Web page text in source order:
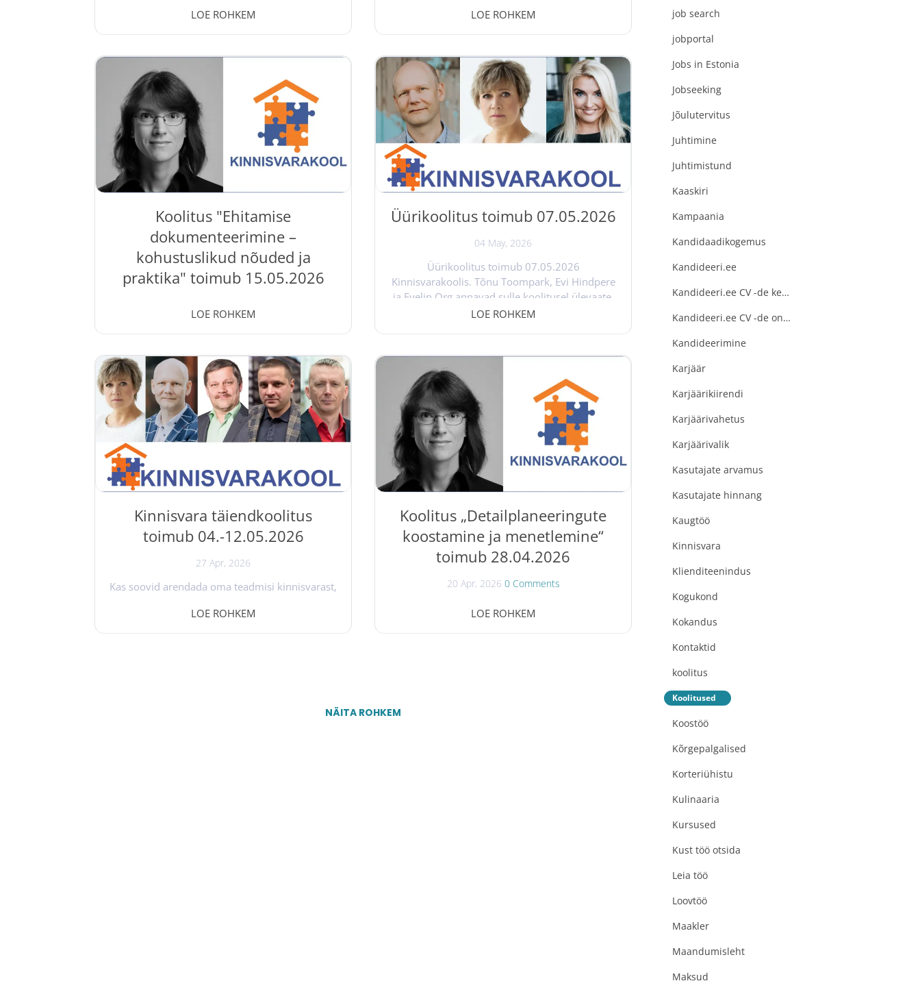
job search
jobportal
Jobs in Estonia
Jobseeking
Jõulutervitus
Juhtimine
Juhtimistund
Kaaskiri
Kampaania
Kandidaadikogemus
Kandideeri.ee
Kandideeri.ee CV -de keskus
Kandideeri.ee CV -de online süsteem
Kandideerimine
Karjäär
Karjäärikiirendi
Karjäärivahetus
Karjäärivalik
Kasutajate arvamus
Kasutajate hinnang
Kaugtöö
Kinnisvara
Klienditeenindus
Kogukond
Kokandus
Kontaktid
koolitus
Koolitused
Koostöö
Kõrgepalgalised
Korteriühistu
Kulinaaria
Kursused
Kust töö otsida
Leia töö
Loovtöö
Maakler
Maandumisleht
Maksud
uuendused 2026. aastal ". Koolitusel annab Jaan
Trofimov praktilise ja selge ülevaate kinnisvara
maksustamisest Eestis ning 2026. aastal
jõustuvatest muudatustest. Koolitusele on
oodatud: kinnisvaramaaklerid ja -konsultandid ,
kes nõustavad kliente ostu-, müügi- ja
üüritehingutes; kinnisvaraarendajad ja
projektijuhid , kes planeerivad...
LOE ROHKEM
lõpetamine – praktikas esinevad probleemid ".
Koolitusel aitab jurist Martina Proosa
ehitusvaldkonna spetsialistidel mõista, kuidas
sõlmida, muuta ja lõpetada ehituslepinguid nii,
et töö kulgeks tõrgeteta ja vältida võimalikke
vaidlusi. Koolitus on suunatud ehitusettevõtete
juhtidele, juristidele, projektijuhtidele,
objektijuhtidele, omanikujärelevalve...
LOE ROHKEM
Koolitus "Ehitamise
dokumenteerimine –
kohustuslikud nõuded ja
praktika" toimub 15.05.2026
nõuded ja praktika ". Koolitusel annab jurist
Martina Proosa osalejatele selge ja praktilise
ülevaate ehitamise dokumenteerimise
kohustusest, sisust ja nõuetest. Koolitusele on
oodatud: ehitustööde dokumenteerimisega
igapäevaselt kokku puutuvad spetsialistid (nt
ehitusjuhid, projektijuhid, dokumenteerijad);
LOE ROHKEM
Üürikoolitus toimub 07.05.2026
04 May, 2026
Üürikoolitus toimub 07.05.2026
Kinnisvarakoolis. Tõnu Toompark, Evi Hindpere
ja Evelin Org annavad sulle koolitusel ülevaate,
kuidas üüriäris teadlikult ja kasumlikult
praktilisest küljest. Saad teada: millised on
üürituru trendid ja üüriinvesteeringu
kriteeriumid; kuidas valida ja kontrollida
üürnikku ning hallata riske; mis on...
LOE ROHKEM
Kinnisvara täiendkoolitus
toimub 04.-12.05.2026
27 Apr, 2026
Kas soovid arendada oma teadmisi kinnisvarast,
maakleri kutseeksamiks? „ Kinnisvara
hindamisest, finantseerimisest, kindlustusest ja
LOE ROHKEM
Koolitus „Detailplaneeringute
koostamine ja menetlemine“
toimub 28.04.2026
20 Apr, 2026 0 Comments
28.04.2026 toimub Kinnisvarakoolis koolitus „
ehitusvaldkonna spetsialistidele, arhitektidele,
LOE ROHKEM
NÄITA ROHKEM